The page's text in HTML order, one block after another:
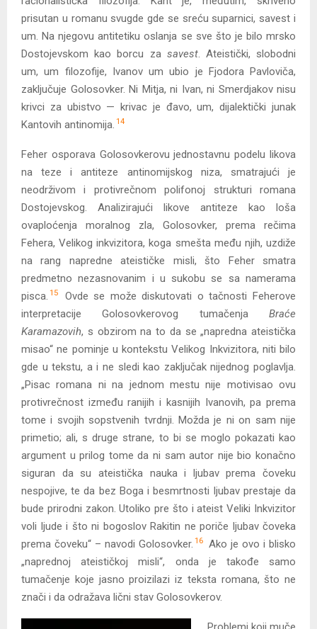
prisutan u romanu svugde gde se sreću suparnici, savest i
um. Na njegovu antitetiku oslanja se sve što je bilo mrsko
Dostojevskom kao borcu za savest. Ateistički, slobodni
um, um filozofije, Ivanov um ubio je Fjodora Pavloviča,
zaključuje Golosovker. Ni Mitja, ni Ivan, ni Smerdjakov nisu
krivci za ubistvo — krivac je đavo, um, dijalektički junak
Kantovih antinomija. 14
Feher osporava Golosovkerovu jednostavnu podelu likova
na teze i antiteze antinomijskog niza, smatrajući je
neodrživom i protivrečnom polifonoj strukturi romana
Dostojevskog. Analizirajući likove antiteze kao loša
ovaploćenja moralnog zla, Golosovker, prema rečima
Fehera, Velikog inkvizitora, koga smešta među njih, uzdiže
na rang napredne ateističke misli, što Feher smatra
predmetno nezasnovanim i u sukobu se sa namerama
pisca. 15
Ovde se može diskutovati o tačnosti Feherove
interpretacije Golosovkerovog tumačenja Braće
Karamazovih, s obzirom na to da se „napredna ateistička
misao“ ne pominje u kontekstu Velikog Inkvizitora, niti bilo
gde u tekstu, a i ne sledi kao zaključak nijednog poglavlja.
„Pisac romana ni na jednom mestu nije motivisao ovu
protivrečnost između ranijih i kasnijih Ivanovih, pa prema
tome i svojih sopstvenih tvrdnji. Možda je ni on sam nije
primetio; ali, s druge strane, to bi se moglo pokazati kao
argument u prilog tome da ni sam autor nije bio konačno
siguran da su ateistička nauka i ljubav prema čoveku
nespojive, te da bez Boga i besmrtnosti ljubav prestaje da
bude prirodni zakon. Utoliko pre što i ateist Veliki Inkvizitor
voli ljude i što ni bogoslov Rakitin ne poriče ljubav čoveka
prema čoveku“ – navodi Golosovker. 16
Ako je ovo i blisko
„naprednoj ateističkoj misli“, onda je takođe samo
tumačenje koje jasno proizilazi iz teksta romana, što ne
znači i da odražava lični stav Golosovkerov.